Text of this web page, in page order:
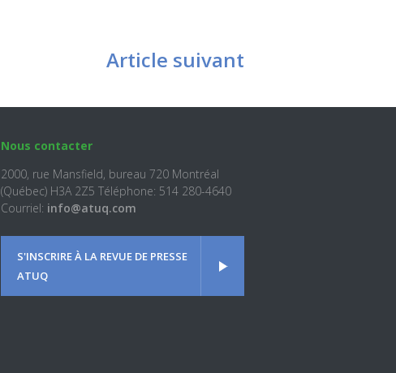
Article suivant
Nous contacter
2000, rue Mansfield, bureau 720 Montréal
(Québec) H3A 2Z5 Téléphone: 514 280-4640
Courriel: info@atuq.com
S'INSCRIRE À LA REVUE DE PRESSE
ATUQ